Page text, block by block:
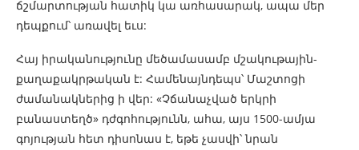
ճշմարտության հատիկ կա առհասարակ, ապա մեր
դեպքում՝ առավել եւս:
Հայ իրականությունը մեծամասամբ մշակութային-
քաղաքակրթական է: Համենայնդեպս՝ Մաշտոցի
ժամանակներից ի վեր: «Չճանաչված երկրի
բանաստեղծ» դժգոհությունն, ահա, այս 1500-ամյա
գոյության հետ դիսոնաս է, եթե չասվի՝ նրան